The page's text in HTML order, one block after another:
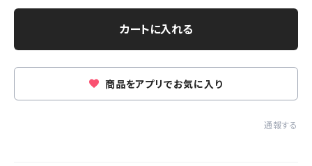
カートに入れる
商品をアプリでお気に入り
通報する